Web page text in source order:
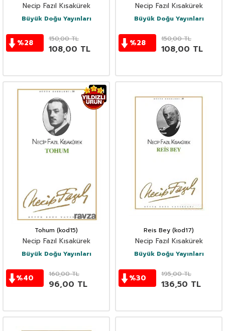
Necip Fazıl Kısakürek
Büyük Doğu Yayınları
%28 150,00TL
108,00 TL
Necip Fazıl Kısakürek
Büyük Doğu Yayınları
%28 150,00TL
108,00 TL
YENI
Ürün
Tohum (kod15)
Necip Fazıl Kısakürek
Büyük Doğu Yayınları
%40 160,00TL
96,00 TL
Reis Bey (kod17)
Necip Fazıl Kısakürek
Büyük Doğu Yayınları
%30 195,00TL
136,50 TL